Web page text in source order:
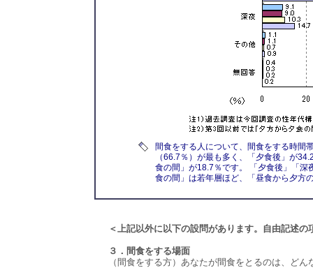
間食をする人について、間食をする時間
（66.7％）が最も多く、「夕食後」が
食の間」が18.7％です。 「夕食後」「
食の間」は若年層ほど、「昼食から夕方
＜上記以外に以下の設問があります。自由記述の
３．間食をする場面
（間食をする方）あなたが間食をとるのは、ど